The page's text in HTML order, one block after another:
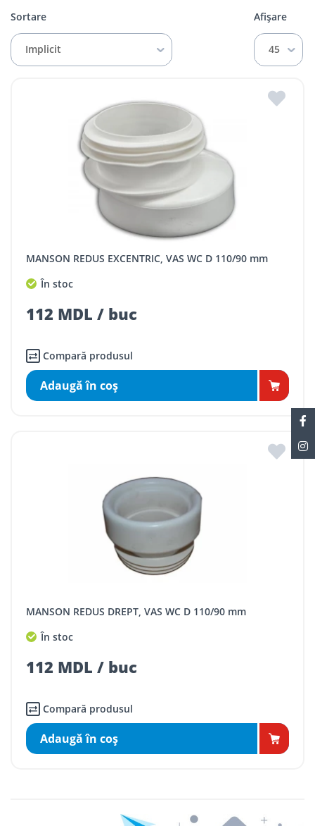
Sortare
Implicit
Afișare
45
MANSON REDUS EXCENTRIC, VAS WC D 110/90 mm
În stoc
112 MDL / buc
Compară produsul
Adaugă în coş
MANSON REDUS DREPT, VAS WC D 110/90 mm
În stoc
112 MDL / buc
Compară produsul
Adaugă în coş